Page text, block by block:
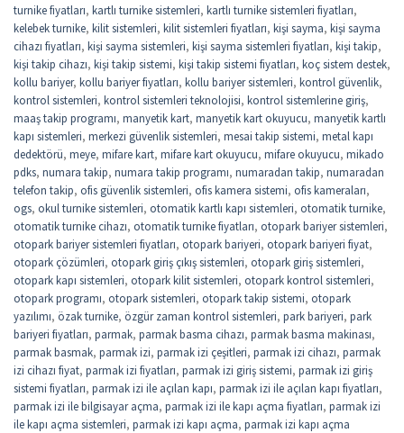
turnike fiyatları, kartlı turnike sistemleri, kartlı turnike sistemleri fiyatları,
kelebek turnike, kilit sistemleri, kilit sistemleri fiyatları, kişi sayma, kişi sayma
cihazı fiyatları, kişi sayma sistemleri, kişi sayma sistemleri fiyatları, kişi takip,
kişi takip cihazı, kişi takip sistemi, kişi takip sistemi fiyatları, koç sistem destek,
kollu bariyer, kollu bariyer fiyatları, kollu bariyer sistemleri, kontrol güvenlik,
kontrol sistemleri, kontrol sistemleri teknolojisi, kontrol sistemlerine giriş,
maaş takip programı, manyetik kart, manyetik kart okuyucu, manyetik kartlı
kapı sistemleri, merkezi güvenlik sistemleri, mesai takip sistemi, metal kapı
dedektörü, meye, mifare kart, mifare kart okuyucu, mifare okuyucu, mikado
pdks, numara takip, numara takip programı, numaradan takip, numaradan
telefon takip, ofis güvenlik sistemleri, ofis kamera sistemi, ofis kameraları,
ogs, okul turnike sistemleri, otomatik kartlı kapı sistemleri, otomatik turnike,
otomatik turnike cihazı, otomatik turnike fiyatları, otopark bariyer sistemleri,
otopark bariyer sistemleri fiyatları, otopark bariyeri, otopark bariyeri fiyat,
otopark çözümleri, otopark giriş çıkış sistemleri, otopark giriş sistemleri,
otopark kapı sistemleri, otopark kilit sistemleri, otopark kontrol sistemleri,
otopark programı, otopark sistemleri, otopark takip sistemi, otopark
yazılımı, özak turnike, özgür zaman kontrol sistemleri, park bariyeri, park
bariyeri fiyatları, parmak, parmak basma cihazı, parmak basma makinası,
parmak basmak, parmak izi, parmak izi çeşitleri, parmak izi cihazı, parmak
izi cihazı fiyat, parmak izi fiyatları, parmak izi giriş sistemi, parmak izi giriş
sistemi fiyatları, parmak izi ile açılan kapı, parmak izi ile açılan kapı fiyatları,
parmak izi ile bilgisayar açma, parmak izi ile kapı açma fiyatları, parmak izi
ile kapı açma sistemleri, parmak izi kapı açma, parmak izi kapı açma